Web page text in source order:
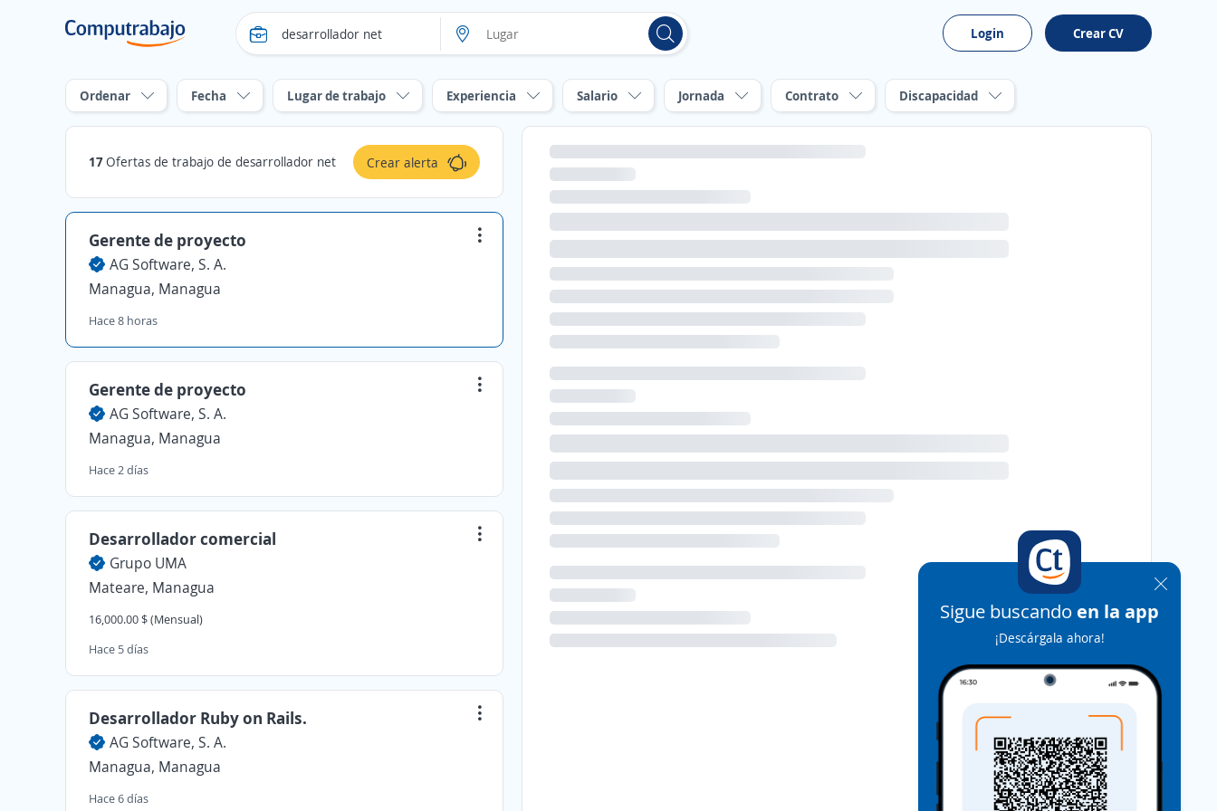
Login Crear CV
Ordenar Fecha Lugar de trabajo Experiencia Salario Jornada Contrato Discapacidad
17Ofertas de trabajo de desarrollador net Crear alerta
Gerente de proyecto
AG Software, S. A.
Managua, Managua
Hace 8 horas
Gerente de proyecto
AG Software, S. A.
Managua, Managua
Hace 2 días
Desarrollador comercial
Grupo UMA
Mateare, Managua
16,000.00 $ (Mensual)
Hace 5 días
Desarrollador Ruby on Rails.
AG Software, S. A.
Managua, Managua
Hace 6 días
Sigue buscando en la app
¡Descárgala ahora!